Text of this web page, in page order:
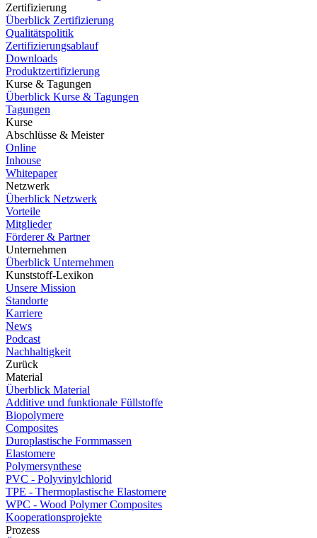
Zertifizierung
Überblick Zertifizierung
Qualitätspolitik
Zertifizierungsablauf
Downloads
Produktzertifizierung
Kurse & Tagungen
Überblick Kurse & Tagungen
Tagungen
Kurse
Abschlüsse & Meister
Online
Inhouse
Whitepaper
Netzwerk
Überblick Netzwerk
Vorteile
Mitglieder
Förderer & Partner
Unternehmen
Überblick Unternehmen
Kunststoff-Lexikon
Unsere Mission
Standorte
Karriere
News
Podcast
Nachhaltigkeit
Zurück
Material
Überblick Material
Additive und funktionale Füllstoffe
Biopolymere
Composites
Duroplastische Formmassen
Elastomere
Polymersynthese
PVC - Polyvinylchlorid
TPE - Thermoplastische Elastomere
WPC - Wood Polymer Composites
Kooperationsprojekte
Prozess